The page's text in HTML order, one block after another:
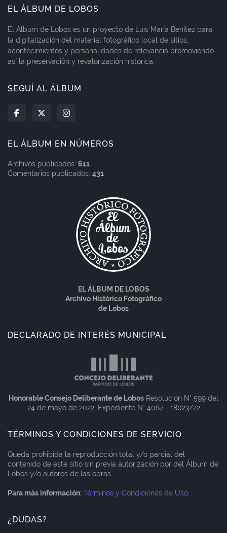
EL ÁLBUM DE LOBOS
El Álbum de Lobos es un proyecto de Luis María Benítez para
la digitalización del material fotográfico local de sitios,
acontecimientos y personalidades de relevancia promoviendo
así la preservación y revalorización histórica.
SEGUÍ AL ÁLBUM
EL ÁLBUM EN NÚMEROS
Archivos publicados: 611
Comentarios publicados: 431
EL ÁLBUM DE LOBOS
Archivo Histórico Fotográfico
de Lobos
DECLARADO DE INTERÉS MUNICIPAL
Honorable Consejo Deliberante de Lobos Resolución N° 599 del
24 de mayo de 2022. Expediente N° 4067 - 18023/22
TÉRMINOS Y CONDICIONES DE SERVICIO
Queda prohibida la reproducción total y/o parcial del
contenido de este sitio sin previa autorización por del Álbum de
Lobos y/o autores de las obras.
Para más información: Términos y Condiciones de Uso.
¿DUDAS?